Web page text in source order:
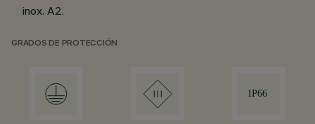
inox. A2.
GRADOS DE PROTECCIÓN